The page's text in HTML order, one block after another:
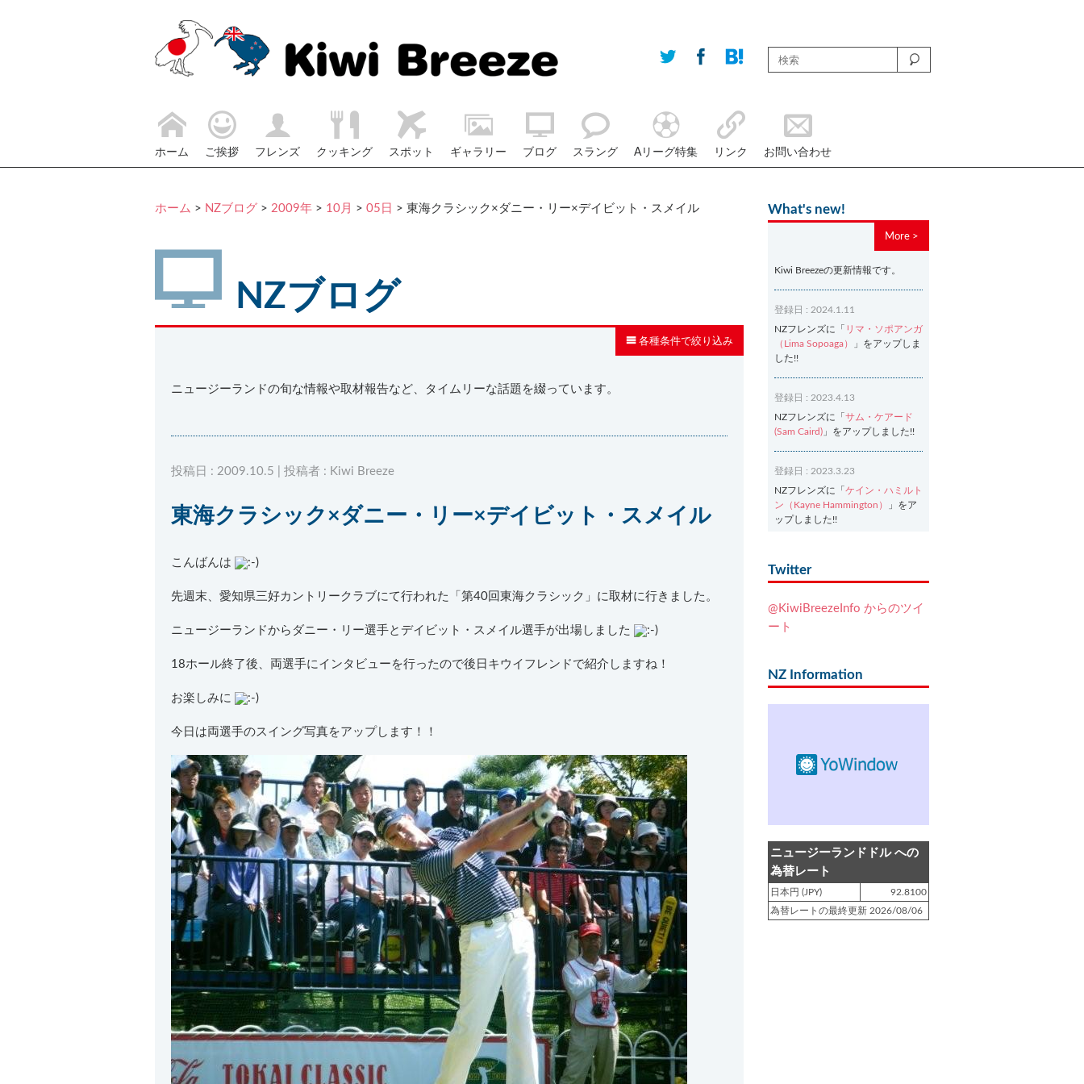
ホーム ご挨拶 フレンズ クッキング スポット ギャラリー ブログ スラング Aリーグ特集 リンク お問い合わせ
ホーム > NZブログ > 2009年 > 10月 > 05日 > 東海クラシック×ダニー・リー×デイビット・スメイル
NZブログ
各種条件で絞り込み
ニュージーランドの旬な情報や取材報告など、タイムリーな話題を綴っています。
投稿日 : 2009.10.5 | 投稿者 : Kiwi Breeze
東海クラシック×ダニー・リー×デイビット・スメイル
こんばんは
先週末、愛知県三好カントリークラブにて行われた「第40回東海クラシック」に取材に行きました。
ニュージーランドからダニー・リー選手とデイビット・スメイル選手が出場しました
18ホール終了後、両選手にインタビューを行ったので後日キウイフレンドで紹介しますね！
お楽しみに
今日は両選手のスイング写真をアップします！！
What's new!
More >
Kiwi Breezeの更新情報です。
登録日 : 2024.1.11
NZフレンズに「 リマ・ソポアンガ
（Lima Sopoaga）
」をアップしま
した!!
登録日 : 2023.4.13
NZフレンズに「 サム・ケアード
(Sam Caird) 」をアップしました!!
登録日 : 2023.3.23
NZフレンズに「 ケイン・ハミルト
ン（Kayne Hammington）
」をア
ップしました!!
NZフレンズに「
ました!!
ン・スミス）」をアップしまし
NZクッキングに「
たい！マヌカバターさつま芋
NZクッキングに「ニュージーラン
ド産キウイの酢の物」をアップし
ました!!
登録日 : 2019.2.4
Twitter
@KiwiBreezeInfo からのツイ
ート
NZ Information
ニュージーランドドル への
為替レート
日本円 (JPY)
92.8100
為替レートの最終更新 2026/08/06